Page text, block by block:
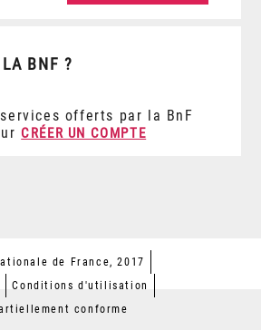
BNF ?
offerts par la BnF
CRÉER UN COMPTE
de France, 2017
Conditions d'utilisation
conforme